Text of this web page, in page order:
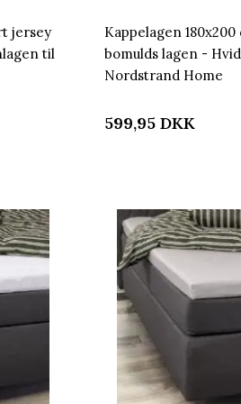
jersey
til
Kappelagen
bomulds lagen -
Nordstrand Home
599,95 DKK